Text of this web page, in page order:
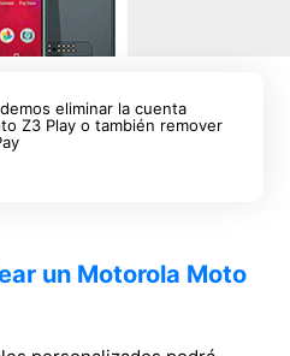
eliminar la cuenta
Z3 Play o también remover
un Motorola Moto